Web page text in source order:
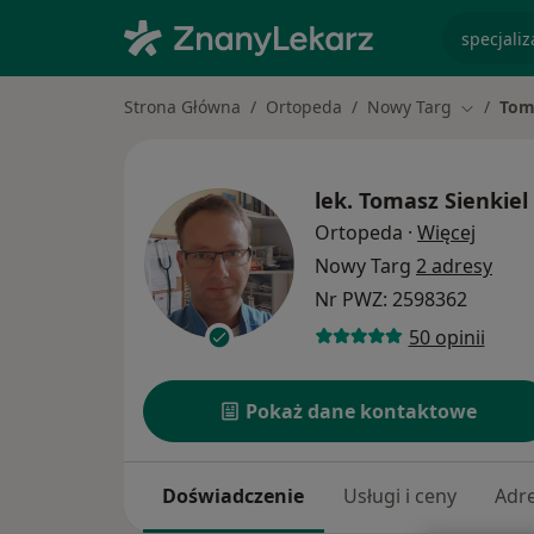
Strona Główna Ortopeda Nowy Targ Zmień
lek. Tomasz Sienkiel
Ortopeda · Więcej
Nowy Targ 2 adresy
Nr PWZ: 2598362
50 opinii
Pokaż dane kontaktowe
Doświadczenie Usługi i ceny